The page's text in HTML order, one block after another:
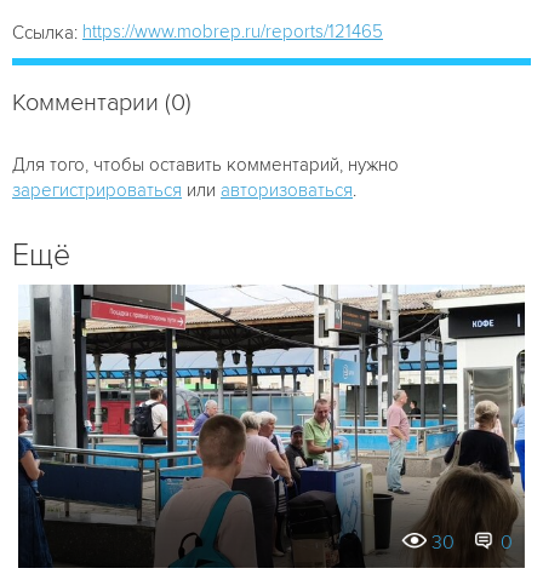
Ссылка: https://www.mobrep.ru/reports/121465
Комментарии (0)
Для того, чтобы оставить комментарий, нужно
зарегистрироваться или авторизоваться
Ещё
30 0